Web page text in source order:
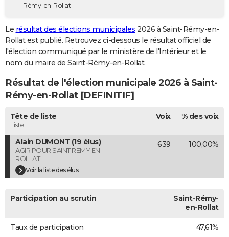
Destinations
City break
Voyage nature
Voyage de noces
Forum
GUIDES D'ACHAT
BONS PLANS
Carte de Noël
Carte Bonne année
Carte Saint-Valentin
Carte Pâques
Carte d'anniversaire
DICTIONNAIRE
Dictionnaire
Biographies
Citations
Expressions
Proverbes
PROGRAMME TV
COPAINS D'AVANT
S'inscrire
Se connecter
Lycées
Collèges
Primaires
Universités
Entreprises
Service militaire
Avis de recherche
AVIS DE DÉCÈS
FORUM
Bricolage
Lifestyle
Culture
Sport
Auto
Television
Voyage
Cinema
Rémy-en-Rollat
Le résultat des élections municipales 2026 à Saint-Rémy-en-
Rollat est publié. Retrouvez ci-dessous le résultat officiel de
l'élection communiqué par le ministère de l'Intérieur et le
nom du maire de Saint-Rémy-en-Rollat.
Résultat de l'élection municipale 2026 à Saint-
Rémy-en-Rollat [DEFINITIF]
Tête de liste
Liste
Voix % des voix
Alain DUMONT (19 élus)
AGIR POUR SAINT REMY EN
ROLLAT
Voir la liste des élus
639 100,00%
Participation au scrutin
Saint-Rémy-
en-Rollat
Taux de participation 47,61%